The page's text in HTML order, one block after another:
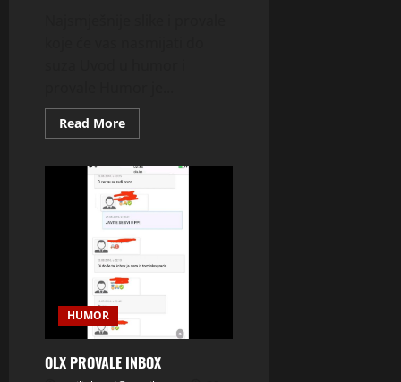
Read MoreRead
more
PROVALE
NADJI
CURU
HUMOR
OLX PROVALE INBOX